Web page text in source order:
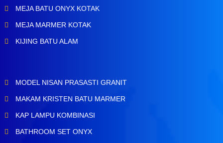
MEJA BATU ONYX KOTAK
MEJA MARMER KOTAK
KIJING BATU ALAM
MODEL NISAN PRASASTI GRANIT
MAKAM KRISTEN BATU MARMER
KAP LAMPU KOMBINASI
BATHROOM SET ONYX